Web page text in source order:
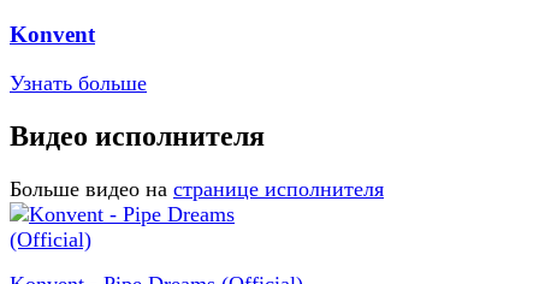
Konvent
Узнать больше
Видео исполнителя
Больше видео на странице исполнителя